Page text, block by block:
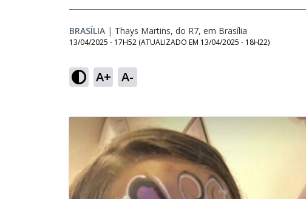
BRASÍLIA | Thays Martins, do R7, em Brasília
13/04/2025 - 17H52 (ATUALIZADO EM 13/04/2025 - 18H22)
A+ A-